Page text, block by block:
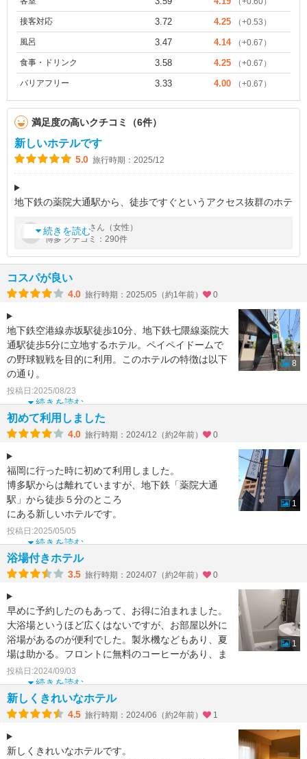
接客対応 3.72 4.25 （+0.53）
風呂 3.47 4.14 （+0.67）
食事・ドリンク 3.58 4.25 （+0.67）
バリアフリー 3.33 4.00 （+0.67）
満足度の高いクチコミ（6件）
新しいホテルです
5.0 旅行時期：2025/12
地下鉄の薬院大通駅から、徒歩ですぐというアクセス抜群のホテ
はいいですよ。こちらのホテルの魅力は、とにかく新しいこと
で、明るい雰囲気がすることで
続きを読む
bymomota さん（女性）
博多 クチコミ：290件
コスパが良い
4.0 旅行時期：2025/05（約1年前） 0
地下鉄空港線赤坂駅徒歩10分、地下鉄七隈線薬院大
通駅徒歩5分に立地するホテル。ペイペイドームで
の野球観戦を目的に利用。このホテルの特徴は以下
の通り。
・天神までも徒歩圏内であり、飲食にはとても便
利。
続きを読む
投稿日:2025/08/23
8
初めて利用しました
4.0 旅行時期：2024/12（約2年前） 0
福岡に行った時に初めて利用しました。
博多駅からは離れていますが、地下鉄「薬院大通
駅」から徒歩５分のところ
にある新しいホテルです。
大浴場（広くはありませんが）あり、足を延ばして
疲れた身体
続きを読む
投稿日:2025/05/05
1
浴場付きホテル
3.5 旅行時期：2024/07（約2年前） 0
早めに予約したのもあって、お得に泊まれました。
大浴場というほど広くはないですが、お部屋以外に
浴場があるのが便利でした。製氷機などもあり、夏
場は助かる。フロントに無料のコーヒーがあり、ま
たドリップコーヒ
続きを読む
投稿日:2024/09/03
1
新しくきれいなホテル
4.5 旅行時期：2024/06（約2年前） 1
新しくきれいなホテルです。